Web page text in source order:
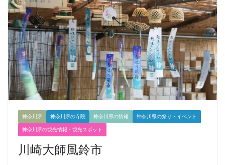
神奈川県 神奈川県の寺院 神奈川県の情報 神奈川県の祭り・イベント
神奈川県の観光情報・観光スポット
川崎大師風鈴市